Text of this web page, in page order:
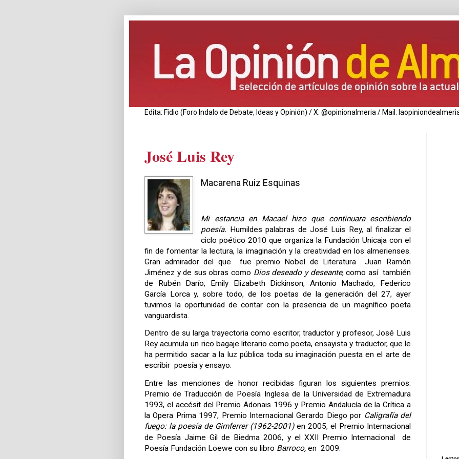
Edita: Fidio (Foro Indalo de Debate, Ideas y Opinión) / X: @opinionalmeria / Mail:
José Luis Rey
Macarena Ruiz Esquinas
Mi estancia en Macael hizo que continuara escribiendo
poesía. Humildes palabras de José Luis Rey, al finalizar el
ciclo poético 2010 que organiza la Fundación Unicaja con el
fin de fomentar la lectura, la imaginación y la creatividad en los almerienses.
Gran admirador del que
fue premio Nobel de Literatura
Juan Ramón
Jiménez y de sus obras como Dios deseado y deseante, como así también
de Rubén Darío, Emily Elizabeth Dickinson, Antonio Machado, Federico
García Lorca y, sobre todo, de los poetas de la generación del 27, ayer
tuvimos la oportunidad de contar con la presencia de un magnífico poeta
vanguardista.
Dentro de su larga trayectoria como escritor, traductor y profesor, José Luis
Rey acumula un rico bagaje literario como poeta, ensayista y traductor, que le
ha permitido sacar a la luz pública toda su imaginación puesta en el arte de
escribir poesía y ensayo.
Entre las menciones de honor recibidas figuran los siguientes premios:
Premio de Traducción de Poesía Inglesa de la Universidad de Extremadura
1993, el accésit del Premio Adonais 1996 y Premio Andalucía de la Crítica a
la Opera Prima 1997, Premio Internacional Gerardo Diego por Caligrafía del
fuego: la poesía de Gimferrer (1962-2001)en 2005, el Premio Internacional
de Poesía Jaime Gil de Biedma 2006, y el XXII Premio Internacional
de
Poesía Fundación Loewe con su libro Barroco, en 2009.